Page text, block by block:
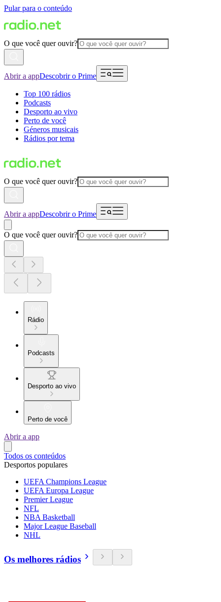
Pular para o conteúdo
O que você quer ouvir?
Abrir a appDescobrir o Prime
Top 100 rádios
Podcasts
Desporto ao vivo
Perto de você
Géneros musicais
Rádios por tema
O que você quer ouvir?
Abrir a appDescobrir o Prime
O que você quer ouvir?
Rádio
Podcasts
Desporto ao vivo
Perto de você
Abrir a app
Todos os conteúdos
Desportos populares
UEFA Champions League
UEFA Europa League
Premier League
NFL
NBA Basketball
Major League Baseball
NHL
Os melhores rádios